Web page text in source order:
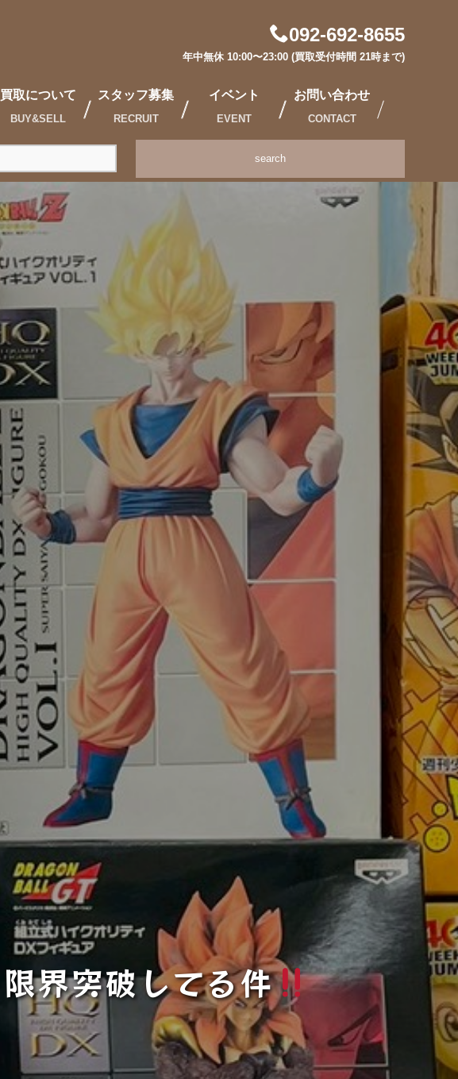
092-692-8655
年中無休 10:00〜23:00 (買取受付時間 21時まで)
買取について
BUY&SELL
スタッフ募集
RECRUIT
イベント
EVENT
お問い合わせ
CONTACT
search
限界突破してる件